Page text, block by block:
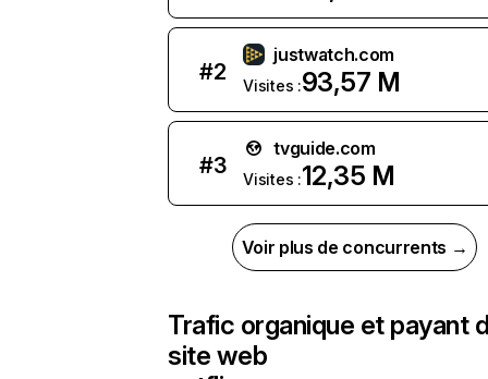
#2
justwatch.com
Visites :93,57 M
#3
tvguide.com
Visites :12,35 M
Voir plus de concurrents →
Trafic organique et payant
site web